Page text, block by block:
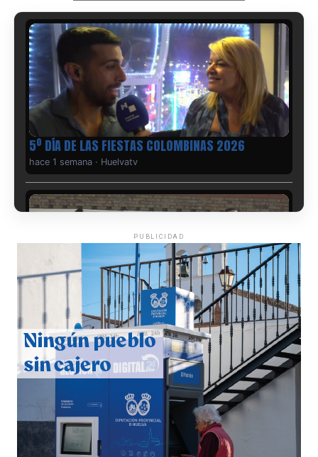
5º DÍA DE LAS FIESTAS COLOMBINAS 2026
hace 1 semana · Huelvatv
CUARTA CORRIDA DE LAS FIESTAS COLOMBINAS
2026
hace 1 semana ·Huelvatv
PUBLICIDAD